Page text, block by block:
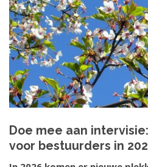
Doe mee aan
voor bestuurders in